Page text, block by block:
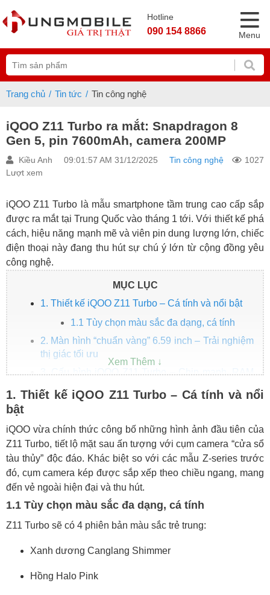
Hotline
090 154 8866 Menu
Trang chủ Tin tức Tin công nghệ
iQOO Z11 Turbo ra mắt: Snapdragon 8
Gen 5, pin 7600mAh, camera 200MP
Kiều Anh 09:01:57 AM 31/12/2025 Tin công nghệ
1027
Lượt xem
iQOO Z11 Turbo là mẫu smartphone tầm trung cao cấp sắp
được ra mắt tại Trung Quốc vào tháng 1 tới. Với thiết kế phá
cách, hiệu năng mạnh mẽ và viên pin dung lượng lớn, chiếc
điện thoại này đang thu hút sự chú ý lớn từ cộng đồng yêu
công nghệ.
MỤC LỤC
1. Thiết kế iQOO Z11 Turbo – Cá tính và nổi bật
1.1 Tùy chọn màu sắc đa dạng, cá tính
2. Màn hình “chuẩn vàng” 6.59 inch – Trải nghiệm
thị giác tối ưu
3. Cấu hình iQOO Z11 Turbo – Chip mạnh, RAM
3.1 Thông số kỹ thuật dự kiến:
4. Camera siêu nét 200MP – Sẵn sàng cho mọi
bức ảnh
5. Tính năng cao cấp trên Z11 Turbo – Có gì đáng
6. Giá bán iQOO Z11 Turbo – Có đáng mua?
Mua iQOO Z11 Turbo tại HungMobile – Lựa chọn
1. Thiết kế iQOO Z11 Turbo – Cá tính và nổi
bật
iQOO vừa chính thức công bố những hình ảnh đầu tiên của
Z11 Turbo, tiết lộ mặt sau ấn tượng với cụm camera “cửa sổ
tàu thủy” độc đáo. Khác biệt so với các mẫu Z-series trước
đó, cụm camera kép được sắp xếp theo chiều ngang, mang
đến vẻ ngoài hiện đại và thu hút.
1.1 Tùy chọn màu sắc đa dạng, cá tính
Z11 Turbo sẽ có 4 phiên bản màu sắc trẻ trung:
Xanh dương Canglang Shimmer
Hồng Halo Pink